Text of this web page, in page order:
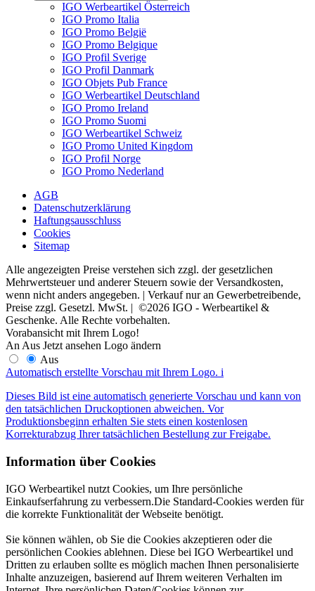
IGO Werbeartikel Österreich
IGO Promo Italia
IGO Promo België
IGO Promo Belgique
IGO Profil Sverige
IGO Profil Danmark
IGO Objets Pub France
IGO Werbeartikel Deutschland
IGO Promo Ireland
IGO Promo Suomi
IGO Werbeartikel Schweiz
IGO Promo United Kingdom
IGO Profil Norge
IGO Promo Nederland
AGB
Datenschutzerklärung
Haftungsausschluss
Cookies
Sitemap
Alle angezeigten Preise verstehen sich zzgl. der gesetzlichen
Mehrwertsteuer und anderer Steuern sowie der Versandkosten,
wenn nicht anders angegeben. | Verkauf nur an Gewerbetreibende,
Preise zzgl. Gesetzl. MwSt. | ©2026 IGO - Werbeartikel &
Geschenke. Alle Rechte vorbehalten.
Vorabansicht mit Ihrem Logo!
AnAus Jetzt ansehen Logo ändern
Aus
Automatisch erstellte Vorschau mit Ihrem Logo. i
Dieses Bild ist eine automatisch generierte Vorschau und kann von
den tatsächlichen Druckoptionen abweichen. Vor
Produktionsbeginn erhalten Sie stets einen kostenlosen
Korrekturabzug Ihrer tatsächlichen Bestellung zur Freigabe.
Information über Cookies
IGO Werbeartikel nutzt Cookies, um Ihre persönliche
Einkaufserfahrung zu verbessern.Die Standard-Cookies werden für
die korrekte Funktionalität der Webseite benötigt.
Sie können wählen, ob Sie die Cookies akzeptieren oder die
persönlichen Cookies ablehnen. Diese bei IGO Werbeartikel und
Dritten zu erlauben sollte es möglich machen Ihnen personalisierte
Inhalte anzuzeigen, basierend auf Ihrem weiteren Verhalten im